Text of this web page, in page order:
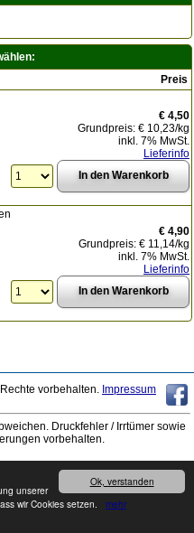
Ok, verstanden
unserer
wir Cookies setzen. mehr
Preis
€ 4,50
Grundpreis: € 10,23/kg
inkl. 7% MwSt.
Lieferinfo
€ 4,90
Grundpreis: € 11,14/kg
inkl. 7% MwSt.
Lieferinfo
vorbehalten. Impressum
Druckfehler / Irrtümer sowie
vorbehalten.